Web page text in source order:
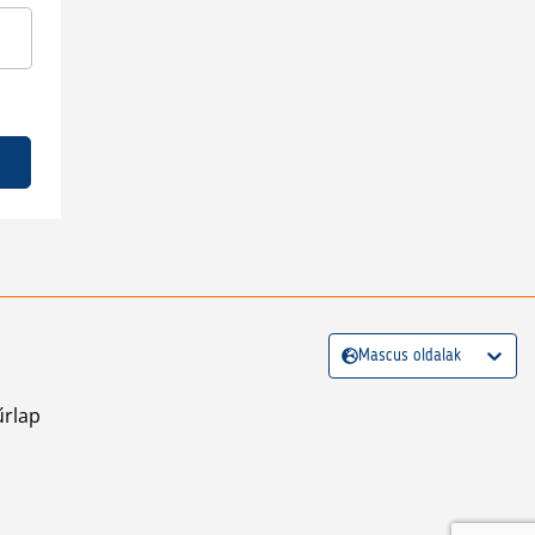
Mascus oldalak